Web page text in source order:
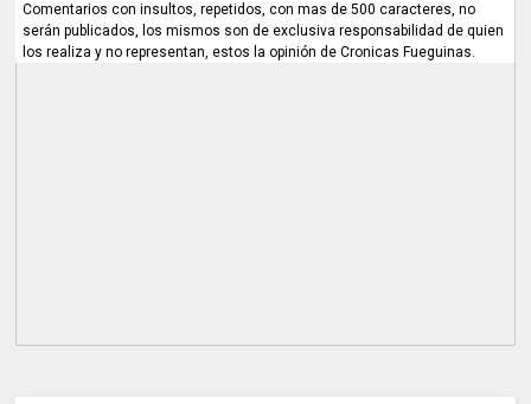
Comentarios con insultos, repetidos, con mas de 500 caracteres, no
serán publicados, los mismos son de exclusiva responsabilidad de quien
los realiza y no representan, estos la opinión de Cronicas Fueguinas.